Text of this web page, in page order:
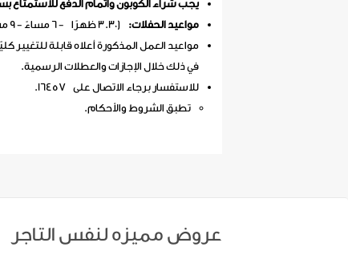
يجب شراء الكوبون واتمام الدفع للاستمتاع
مواعيد الحفلات: (3.30 ظهرًا - 6 مساءً - 9 مساءً).
مواعيد العمل المذكورة أعلاه قابلة للتغيير
في ذلك خلال الإجازات والعطلات الرسمية.
للاستفسار برجاء الاتصال على 16457.
تطبق الشروط والأحكام.
عروض مميزه لنفس التاجر